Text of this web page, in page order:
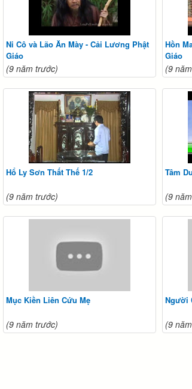
Ni Cô và Lão Ăn Mày - Cải Lương Phật
Giáo
(9 năm trước)
Hồn
Giáo
(9
Hổ Ly Sơn Thất Thế 1/2
(9 năm trước)
Tâm
(9
Mục Kiền Liên Cứu Mẹ
(9 năm trước)
Người
(9